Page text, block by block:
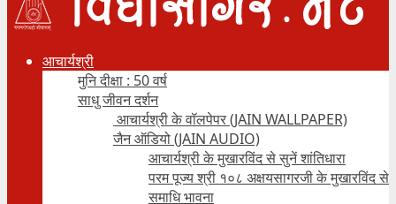
आचार्यश्री
मुनि दीक्षा : 50 वर्ष
साधु जीवन दर्शन
आचार्यश्री के वॉलपेपर (JAIN WALLPAPER)
जैन ऑडियो (JAIN AUDIO)
आचार्यश्री के मुखारविंद से सुनें शांतिधारा
परम पूज्य श्री १०८ अक्षयसागरजी के मुखारविंद से
समाधि भावना